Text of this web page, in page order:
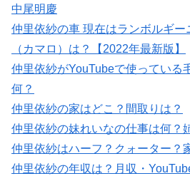
中尾明慶
仲里依紗の車 現在はランボルギ
（カマロ）は？【2022年最新版】
仲里依紗がYouTubeで使っている
何？
仲里依紗の家はどこ？間取りは？
仲里依紗の妹れいなの仕事は何？
仲里依紗はハーフ？クォーター？
仲里依紗の年収は？月収・